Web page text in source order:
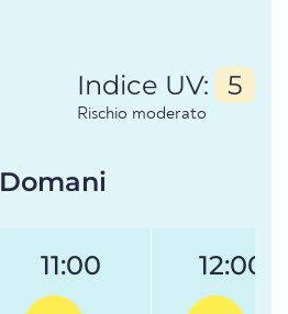
Indice UV: 5
Rischio moderato
Domani
11:00 12:00